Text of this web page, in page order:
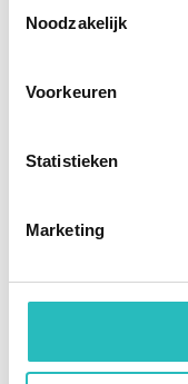
Noodzakelijk
Voorkeuren
Statistieken
Marketing